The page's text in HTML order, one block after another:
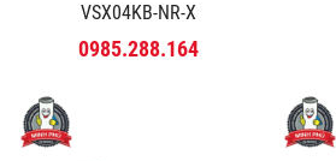
VSX04KB-NR-X
0985.288.164